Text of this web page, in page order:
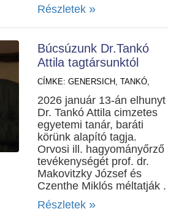
Részletek »
Búcsúzunk Dr.Tankó
Attila tagtársunktól
CÍMKE:GENERSICH,TANKÓ,
2026 január 13-án elhunyt
Dr. Tankó Attila cimzetes
egyetemi tanár, baráti
körünk alapító tagja.
Orvosi ill. hagyományőrző
tevékenységét prof. dr.
Makovitzky József és
Czenthe Miklós méltatják .
Részletek »